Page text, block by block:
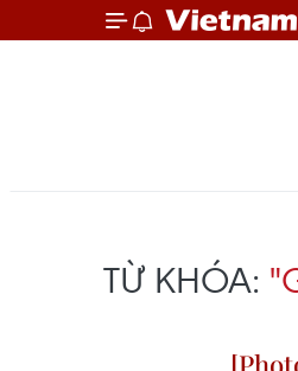
TỪ KHÓA: